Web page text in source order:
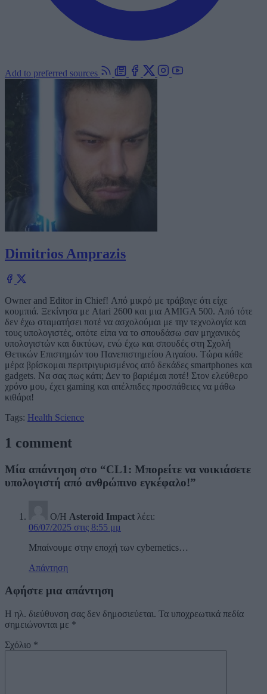
Add to preferred sources
Dimitrios Amprazis
Owner and Editor in Chief! Από μικρό με τράβαγε ότι είχε
κουμπιά. Ξεκίνησα με Atari 2600 και μια AMIGA 500. Από τότε
δεν έχω σταματήσει ποτέ να ασχολούμαι με την τεχνολογία και
τους υπολογιστές, οπότε είπα να το σπουδάσω σαν μηχανικός
υπολογιστών και δικτύων, ενώ έχω και σπουδές στη Σχολή
Θετικών Επιστημών του Πανεπιστημείου Αιγαίου. Τώρα κάθε
μέρα βρίσκομαι περιτριγυρισμένος από δεκάδες smartphones και
gadgets. Να σας πως κάτι; Δεν το βαριέμαι ποτέ! Στον ελεύθερο
χρόνο μου, έχει gaming και απέλπιδες προσπάθειες να μάθω
κιθάρα!
Tags: Health Science
1 comment
Μία απάντηση στο “CL1: Μπορείτε να νοικιάσετε
υπολογιστή από ανθρώπινο εγκέφαλο!”
Ο/Η Αsteroid Impact λέει:
06/07/2025 στις 8:55 μμ
Μπαίνουμε στην εποχή των cybernetics…
Απάντηση
Αφήστε μια απάντηση
Η ηλ. διεύθυνση σας δεν δημοσιεύεται. Τα υποχρεωτικά πεδία
σημειώνονται με *
Σχόλιο *